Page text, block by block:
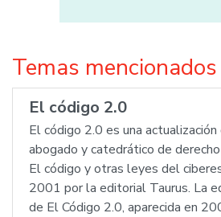
Temas mencionados
El código 2.0
El código 2.0 es una
abogado y catedrático de
El código y otras leyes del
2001 por la editorial Taurus. La
de El Código 2.0, aparecida en